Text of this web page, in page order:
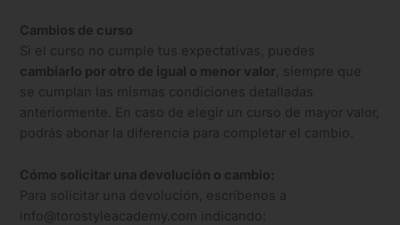
Cambios de curso
Si el curso no cumple tus expectativas, puedes
cambiarlo por otro de igual o menor valor , siempre que
se cumplan las mismas condiciones detalladas
anteriormente. En caso de elegir un curso de mayor valor,
podrás abonar la diferencia para completar el cambio.
Cómo solicitar una devolución o cambio:
Para solicitar una devolución, escríbenos a
info@torostyleacademy.com indicando: